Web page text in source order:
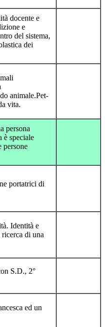
docente e
e
del sistema,
dei
animale.Pet-
vita.
persona
è speciale
persone
portatrici di
Identità e
di una
S.D., 2°
ed un